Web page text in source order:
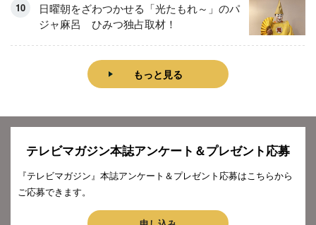
日曜朝をざわつかせる「光たもれ～」のパ
ジャ麻呂 ひみつ独占取材！
もっと見る
テレビマガジン本誌アンケート＆プレゼント応募
『テレビマガジン』本誌アンケート＆プレゼント応募はこちらから
ご応募できます。